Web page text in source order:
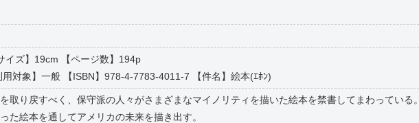
イズ】19cm 【ページ数】194p
用対象】一般 【ISBN】978-4-7783-4011-7 【件名】絵本(ｴﾎﾝ)
を取り戻すべく、保守派の人々がさまざまなマイノリティを描いた絵本を禁書してまわってい
た絵本を通してアメリカの未来を描き出す。